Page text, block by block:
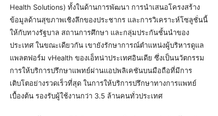
Health Solutions) ทั้งในด้านการพัฒนา การนำเสนอโครงสร้าง
ข้อมูลด้านสุขภาพเชิงลึกของประชากร และการวิเคราะห์โซลูชั่นนี้
ให้กับทางรัฐบาล สถานการศึกษา และกลุ่มประกันชั้นนำของ
ประเทศ ในขณะเดียวกัน เขายังรักษาการณ์ตำแหน่งผู้บริหารดูแล
แพลตฟอร์ม vHealth ของเอ็ทน่าประเทศอินเดีย ซึ่งเป็นนวัตกรรม
การให้บริการปรึกษาแพทย์ผ่านแอปพลิเคชันบนมือถือที่มีการ
เติบโตอย่างรวดเร็วที่สุด ในการให้บริการปรึกษาทางการแพทย์
เบื้องต้น รองรับผู้ใช้งานกว่า 3.5 ล้านคนทั่วประเทศ